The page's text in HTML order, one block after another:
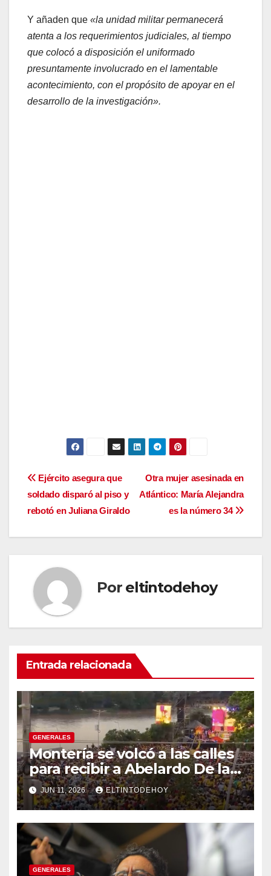
Y añaden que «la unidad militar permanecerá
atenta a los requerimientos judiciales, al tiempo
que colocó a disposición el uniformado
presuntamente involucrado en el lamentable
acontecimiento, con el propósito de apoyar en el
desarrollo de la investigación».
Navegación
de
entradas
Otra mujer asesinada en
Atlántico: María Alejandra
es la número 34
Ejército asegura que
soldado disparó al piso y
rebotó en Juliana Giraldo
Por eltintodehoy
Entrada relacionada
GENERALES
Montería se volcó a las calles
para recibir a Abelardo De la
Espriella
JUN 11, 2026 ELTINTODEHOY
GENERALES